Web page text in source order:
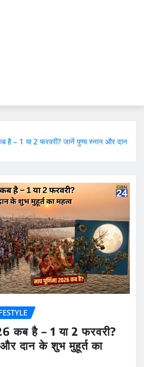
है – 1 या 2 फरवरी? जानें पुण्य स्नान और दान
कब है – 1 या 2 फरवरी?
दान के शुभ मुहूर्त का